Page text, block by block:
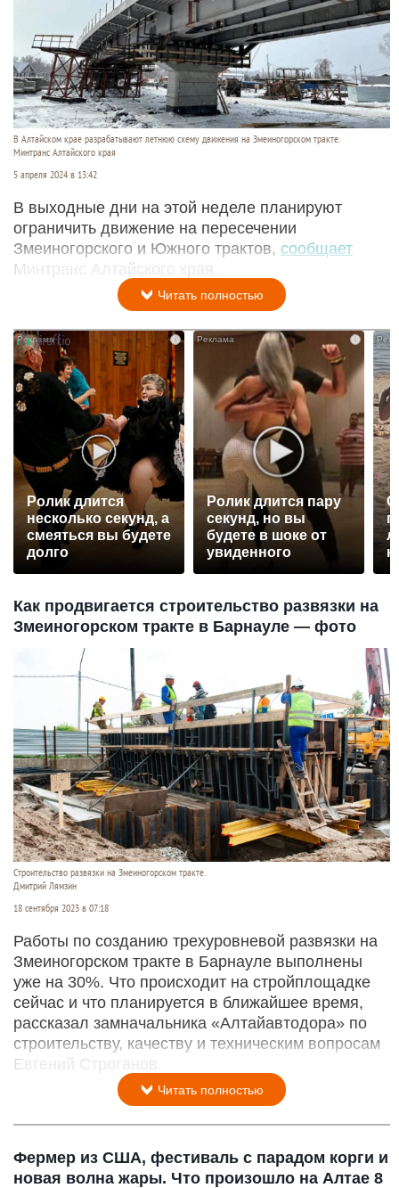
В Алтайском крае разрабатывают летнюю схему движения на Змеиногорском тракте.
Минтранс Алтайского края
5 апреля 2024 в 13:42
В выходные дни на этой неделе планируют
ограничить движение на пересечении
Змеиногорского и Южного трактов, сообщает
Минтранс Алтайского края.
Читать полностью
Ролик длится
несколько секунд, а
смеяться вы будете
долго
i
Ролик длится пару
секунд, но вы
будете в шоке от
увиденного
Как продвигается строительство развязки на
Змеиногорском тракте в Барнауле — фото
Строительство развязки на Змеиногорском тракте.
Дмитрий Лямзин
18 сентября 2023 в 07:18
Работы по созданию трехуровневой развязки на
Змеиногорском тракте в Барнауле выполнены
уже на 30%. Что происходит на стройплощадке
сейчас и что планируется в ближайшее время,
рассказал замначальника «Алтайавтодора» по
строительству, качеству и техническим вопросам
Евгений Строганов.
Читать полностью
Фермер из США, фестиваль с парадом корги и
новая волна жары. Что произошло на Алтае 8